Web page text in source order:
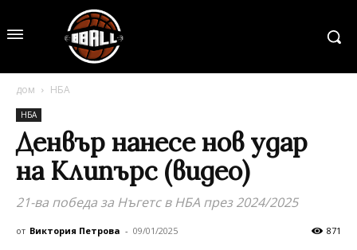
дом НБА
НБА
Денвър нанесе нов удар
на Клипърс (видео)
21-ва победа за Нъгетс в НБА през 2024/2025
от Виктория Петрова - 09/01/2025 871